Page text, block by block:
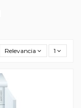
Relevancia 1